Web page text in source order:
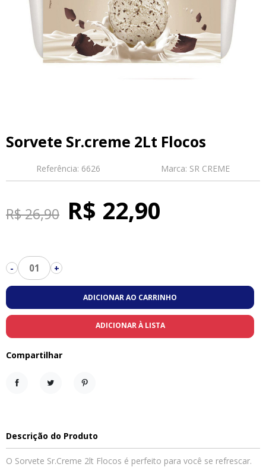
Sorvete Sr.creme 2Lt Flocos
Referência: 6626 Marca: SR CREME
R$ 26,90 R$ 22,90
- 01 +
ADICIONAR AO CARRINHO
ADICIONAR À LISTA
Compartilhar
Descrição do Produto
O Sorvete Sr.Creme 2lt Flocos é perfeito para você se refrescar.